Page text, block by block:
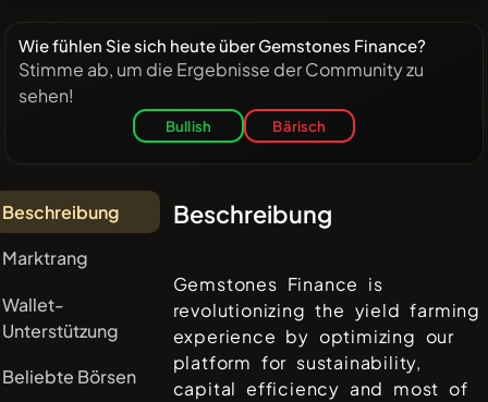
Wie fühlen Sie sich heute über Gemstones Finance?
Stimme ab, um die Ergebnisse der Community zu
sehen!
Bullish Bärisch
Beschreibung
Marktrang
Wallet-
Unterstützung
Beliebte Börsen
Beschreibung
Gemstones Finance is
revolutionizing the yield farming
experience by optimizing our
platform for sustainability,
capital efficiency and most of